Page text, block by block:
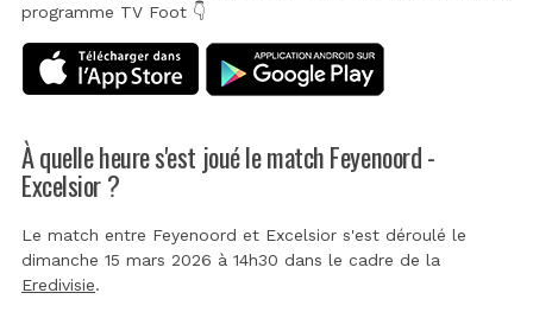
programme TV Foot 👇
À quelle heure s'est joué le match Feyenoord -
Excelsior ?
Le match entre Feyenoord et Excelsior s'est déroulé le
dimanche 15 mars 2026 à 14h30 dans le cadre de la
Eredivisie.